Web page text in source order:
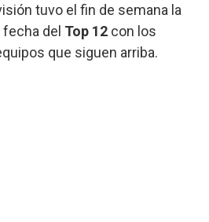
tuvo el fin de semana la
del Top 12 con los
que siguen arriba.